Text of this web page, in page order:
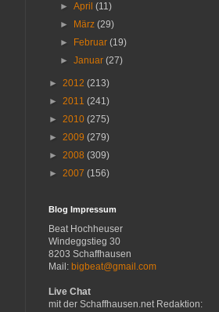
►April(11)
►
März(29)
►
Februar(19)
►Januar(27)
► 2012 (213)
► 2011 (241)
► 2010 (275)
► 2009 (279)
► 2008 (309)
► 2007 (156)
Blog Impressum
Beat Hochheuser
Windeggstieg 30
8203 Schaffhausen
Mail: bigbeat@gmail.com
Live Chat
mit der Schaffhausen.net Redaktion: